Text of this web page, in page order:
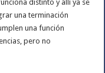
distinto y allí ya se
una terminación
una función
pero no